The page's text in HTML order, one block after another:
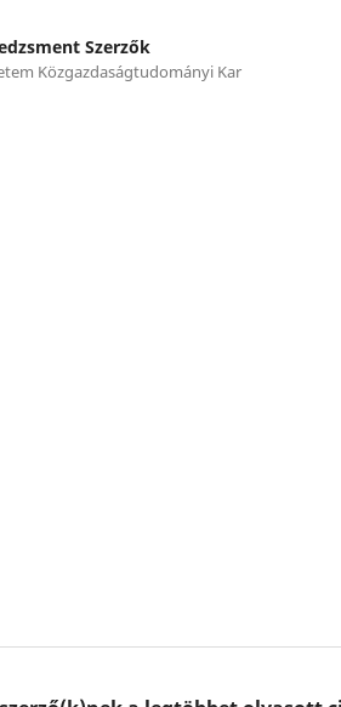
Szerzők
Közgazdaságtudományi Kar